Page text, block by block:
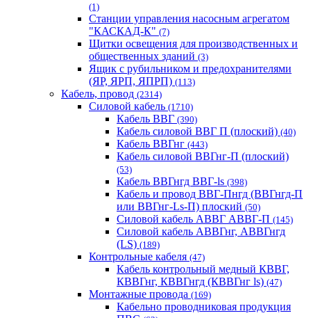
(1)
Станции управления насосным агрегатом
"КАСКАД-К" (7)
Щитки освещения для производственных и
общественных зданий (3)
Ящик с рубильником и предохранителями
(ЯР, ЯРП, ЯПРП) (113)
Кабель, провод (2314)
Силовой кабель (1710)
Кабель ВВГ (390)
Кабель силовой ВВГ П (плоский) (40)
Кабель ВВГнг (443)
Кабель силовой ВВГнг-П (плоский)
(53)
Кабель ВВГнгд ВВГ-ls (398)
Кабель и провод ВВГ-Пнгд (ВВГнгд-П
или ВВГнг-Ls-П) плоский (50)
Силовой кабель АВВГ АВВГ-П (145)
Силовой кабель АВВГнг, АВВГнгд
(LS) (189)
Контрольные кабеля (47)
Кабель контрольный медный КВВГ,
КВВГнг, КВВГнгд (КВВГнг ls) (47)
Монтажные провода (169)
Кабельно проводниковая продукция